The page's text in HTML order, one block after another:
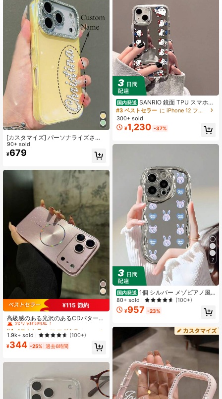
[カスタマイズ] パーソナライズされ
たグリッター ラグジュアリー カスタ
ムラインストーン ネーム スター キ
ャットイヤー スマホケース 17 Pro M
Max, 16, 15 Plus対応
90+ sold
¥679
¥115 節約
高級感のある光沢のあるCDパターン
オーロラシリコン製スマホケース、
マグネット式ワイヤレス充電対応、i
Phone 17 Pro Max、17 Pro、17、16
Pro Max、16 Pro、16、16、15 Pro
Max、15 Pro Max、15 Pro、15、14
#4 ベストセラー
売り切れ間近！
#4 ベストセラー
売り切れ間近！
#4 ベストセラー
売り切れ間近！
#4 ベストセラー
に マグネティック 携帯電話ケース
1.9k+ sold (100+)
¥344 -25% 過去6時間
国内発送 SANRIO 鏡面 TPU スマホケ
ース 縦並びハローキティ総柄 メイク
鏡付き 耐衝撃 対応 Phone11/12/13/1
4/15/16/17 Pro Max Plus
#3 ベストセラー
に iPhone 12 フリップ式携帯電話ケース
300+ sold
¥1,230 -37%
7
国内発送 1個 シルバー メゾピアノ風
キャラクター バイオレットウサギと
クマのイラスト, エレクトロプレーテ
ィング クリームウェーブ TPUスマホ
ッシュで握りやすい、感のあるデザ
イン、普段使いやギフトに最適、Ap
ple Phone 17 16 15 14 13 12 11シリ
ーズ対応
80+ sold (100+)
¥957 -23%